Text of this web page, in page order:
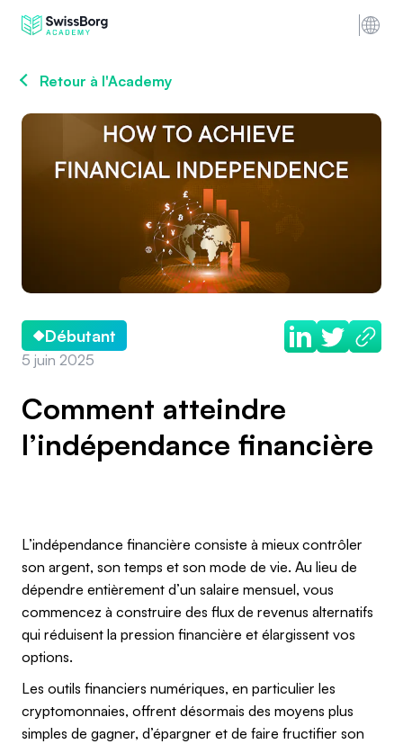
Retour à l'Academy
Débutant
5 juin 2025
Comment atteindre
l’indépendance financière
L’indépendance financière consiste à mieux contrôler
son argent, son temps et son mode de vie. Au lieu de
dépendre entièrement d’un salaire mensuel, vous
commencez à construire des flux de revenus alternatifs
qui réduisent la pression financière et élargissent vos
options.
Les outils financiers numériques, en particulier les
cryptomonnaies, offrent désormais des moyens plus
simples de gagner, d’épargner et de faire fructifier son